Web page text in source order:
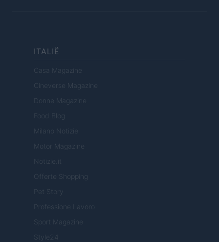
ITALIË
Casa Magazine
Cineverse Magazine
Donne Magazine
Food Blog
Milano Notizie
Motor Magazine
Notizie.it
Offerte Shopping
Pet Story
Professione Lavoro
Sport Magazine
Style24